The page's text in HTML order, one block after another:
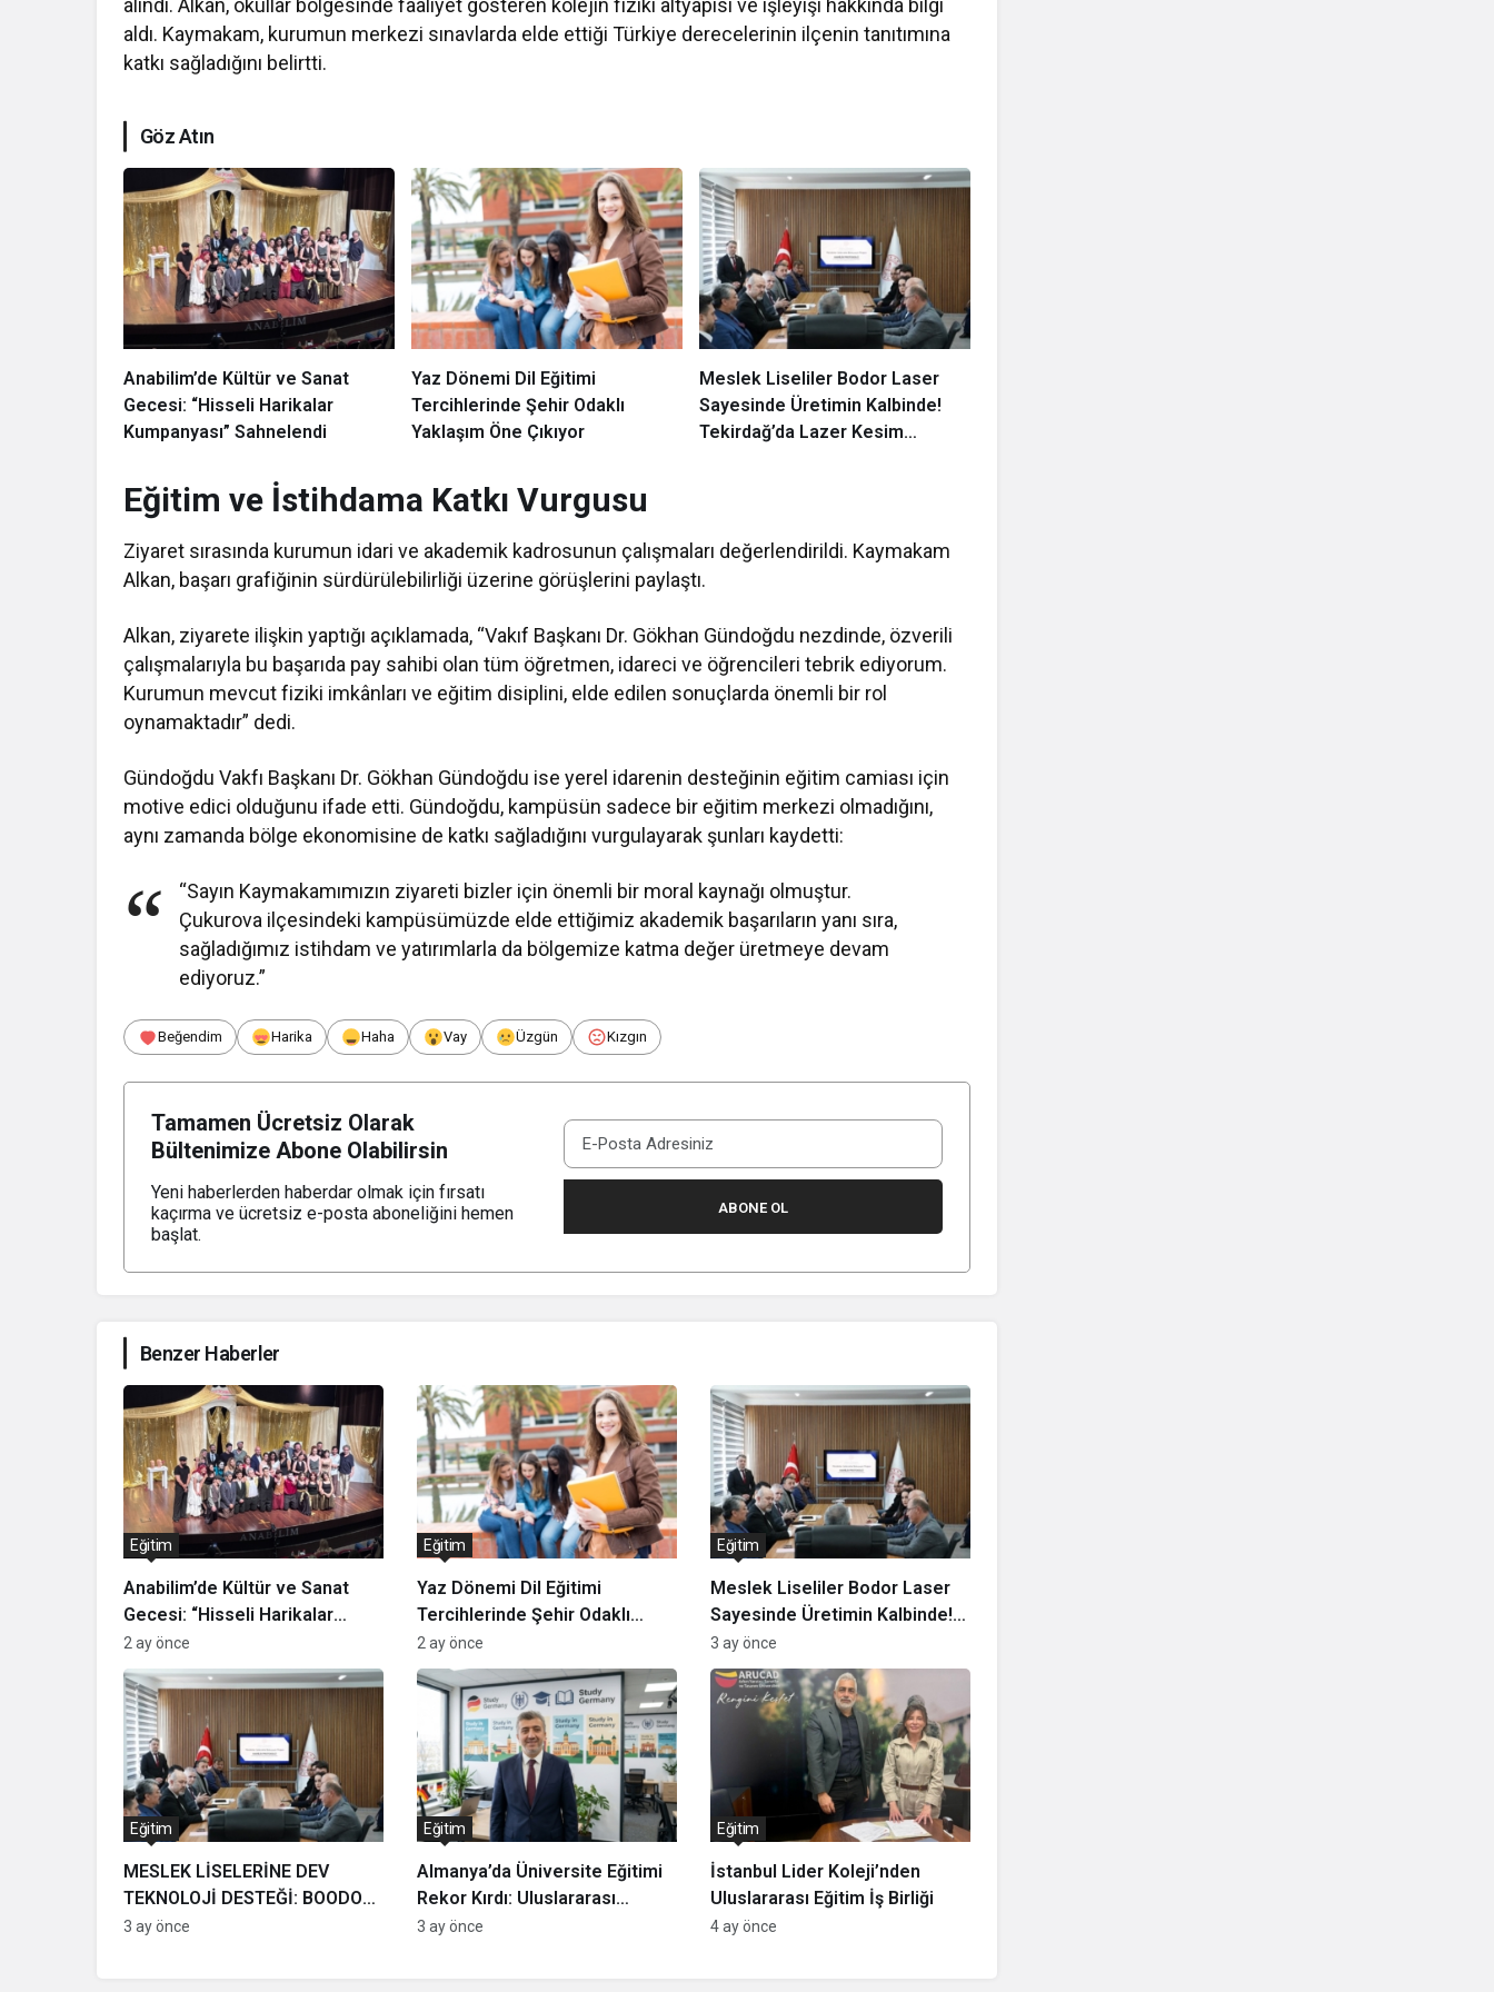
alındı. Alkan, okullar bölgesinde faaliyet gösteren kolejin fiziki altyapısı ve işleyişi hakkında bilgi
aldı. Kaymakam, kurumun merkezi sınavlarda elde ettiği Türkiye derecelerinin ilçenin tanıtımına
katkı sağladığını belirtti.
Göz Atın
Anabilim’de Kültür ve Sanat
Gecesi: “Hisseli Harikalar
Kumpanyası” Sahnelendi
Yaz Dönemi Dil Eğitimi
Tercihlerinde Şehir Odaklı
Yaklaşım Öne Çıkıyor
Meslek Liseliler Bodor Laser
Sayesinde Üretimin Kalbinde!
Tekirdağ’da Lazer Kesim
Eğitim ve İstihdama Katkı Vurgusu
Ziyaret sırasında kurumun idari ve akademik kadrosunun çalışmaları değerlendirildi. Kaymakam
Alkan, başarı grafiğinin sürdürülebilirliği üzerine görüşlerini paylaştı.
Alkan, ziyarete ilişkin yaptığı açıklamada, “Vakıf Başkanı Dr. Gökhan Gündoğdu nezdinde, özverili
çalışmalarıyla bu başarıda pay sahibi olan tüm öğretmen, idareci ve öğrencileri tebrik ediyorum.
Kurumun mevcut fiziki imkânları ve eğitim disiplini, elde edilen sonuçlarda önemli bir rol
oynamaktadır” dedi.
Gündoğdu Vakfı Başkanı Dr. Gökhan Gündoğdu ise yerel idarenin desteğinin eğitim camiası için
motive edici olduğunu ifade etti. Gündoğdu, kampüsün sadece bir eğitim merkezi olmadığını,
aynı zamanda bölge ekonomisine de katkı sağladığını vurgulayarak şunları kaydetti:
“Sayın Kaymakamımızın ziyareti bizler için önemli bir moral kaynağı olmuştur.
Çukurova ilçesindeki kampüsümüzde elde ettiğimiz akademik başarıların yanı sıra,
sağladığımız istihdam ve yatırımlarla da bölgemize katma değer üretmeye devam
ediyoruz.”
Beğendim Harika Haha Vay Üzgün Kızgın
Tamamen Ücretsiz Olarak
Bültenimize Abone Olabilirsin
Yeni haberlerden haberdar olmak için fırsatı
kaçırma ve ücretsiz e-posta aboneliğini hemen
başlat.
ABONE OL
Benzer Haberler
Anabilim’de Kültür ve Sanat
Gecesi: “Hisseli Harikalar
Kumpanyası” Sahnelendi
Eğitim
2 ay önce
Yaz Dönemi Dil Eğitimi
Tercihlerinde Şehir Odaklı
Yaklaşım Öne Çıkıyor
Eğitim
2 ay önce
Meslek Liseliler Bodor Laser
Sayesinde Üretimin Kalbinde!
Tekirdağ’da Lazer Kesim
Devrimi Başlıyor!
Eğitim
3 ay önce
MESLEK LİSELERİNE DEV
TEKNOLOJİ DESTEĞİ: BOODOR
LASER TÜRKİYE’DEN
Eğitim
3 ay önce
Almanya’da Üniversite Eğitimi
Rekor Kırdı: Uluslararası
Öğrenci Sayısı 420 Bini Aştı
Eğitim
3 ay önce
İstanbul Lider Koleji’nden
Uluslararası Eğitim İş Birliği
Eğitim
4 ay önce